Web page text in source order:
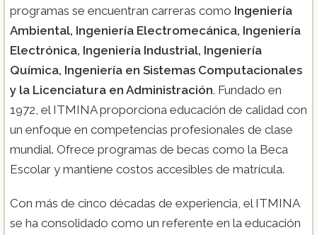
programas se encuentran carreras como Ingeniería
Ambiental, Ingeniería Electromecánica, Ingeniería
Electrónica, Ingeniería Industrial, Ingeniería
Química, Ingeniería en Sistemas Computacionales
y la Licenciatura en Administración. Fundado en
1972, el ITMINA proporciona educación de calidad con
un enfoque en competencias profesionales de clase
mundial. Ofrece programas de becas como la Beca
Escolar y mantiene costos accesibles de matrícula.
Con más de cinco décadas de experiencia, el ITMINA
se ha consolidado como un referente en la educación